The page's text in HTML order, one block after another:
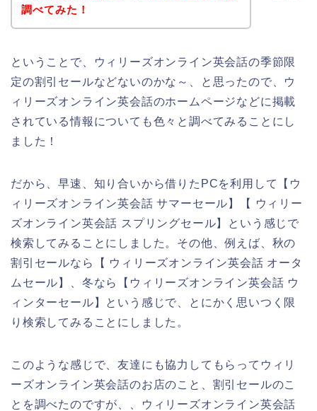
調べてみた！
ということで、ウィリーズオンライン英会話の季節限
定の割引セールなどないのかな～、と思ったので、ウ
ィリーズオンライン英会話のホームページなどに掲載
されている情報についても色々と調べてみることにし
ました！
だから、早速、知り合いから借りたPCを利用して【ウ
ィリーズオンライン英会話 サマーセール】【 ウィリー
ズオンライン英会話 スプリングセール】という感じで
検索してみることにしました。その他、例えば、秋の
割引セールなら【 ウィリーズオンライン英会話 オータ
ムセール】、冬なら【ウィリーズオンライン英会話 ウ
ィンターセール】という感じで、とにかく思いつく限
り検索してみることにしました。
このような感じで、友達にも協力してもらってウィリ
ーズオンライン英会話のお店のこと、割引セールのこ
とを調べたのですが、、ウィリーズオンライン英会話